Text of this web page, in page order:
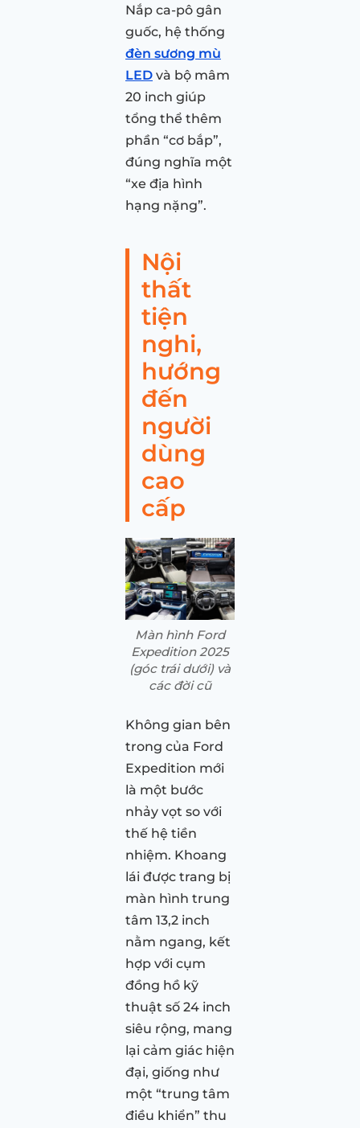
Nắp ca-pô gân
guốc, hệ thống
đèn sương mù
LED và bộ mâm
20 inch giúp
tổng thể thêm
phần “cơ bắp”,
đúng nghĩa một
“xe địa hình
hạng nặng”.
Nội
thất
tiện
nghi,
hướng
đến
người
dùng
cao
cấp
Màn hình Ford
Expedition 2025
(góc trái dưới) và
các đời cũ
Không gian bên
trong của Ford
Expedition mới
là một bước
nhảy vọt so với
thế hệ tiền
nhiệm. Khoang
lái được trang bị
màn hình trung
tâm 13,2 inch
nằm ngang, kết
hợp với cụm
đồng hồ kỹ
thuật số 24 inch
siêu rộng, mang
lại cảm giác hiện
đại, giống như
một “trung tâm
điều khiển” thu